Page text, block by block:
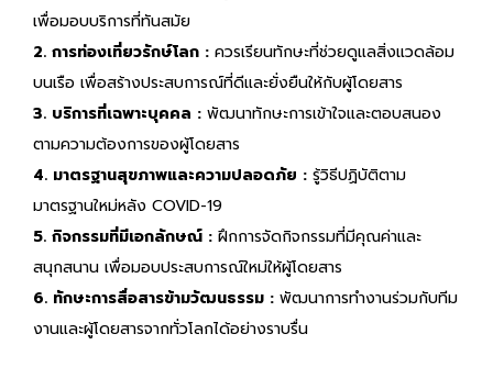
เพื่อมอบบริการที่ทันสมัย
2. การท่องเที่ยวรักษ์โลก : ควรเรียนทักษะที่ช่วยดูแลสิ่งแวดล้อม
บนเรือ เพื่อสร้างประสบการณ์ที่ดีและยั่งยืนให้กับผู้โดยสาร
3. บริการที่เฉพาะบุคคล : พัฒนาทักษะการเข้าใจและตอบสนอง
ตามความต้องการของผู้โดยสาร
4. มาตรฐานสุขภาพและความปลอดภัย : รู้วิธีปฏิบัติตาม
มาตรฐานใหม่หลัง COVID-19
5. กิจกรรมที่มีเอกลักษณ์ : ฝึกการจัดกิจกรรมที่มีคุณค่าและ
สนุกสนาน เพื่อมอบประสบการณ์ใหม่ให้ผู้โดยสาร
6. ทักษะการสื่อสารข้ามวัฒนธรรม : พัฒนาการทำงานร่วมกับทีม
งานและผู้โดยสารจากทั่วโลกได้อย่างราบรื่น